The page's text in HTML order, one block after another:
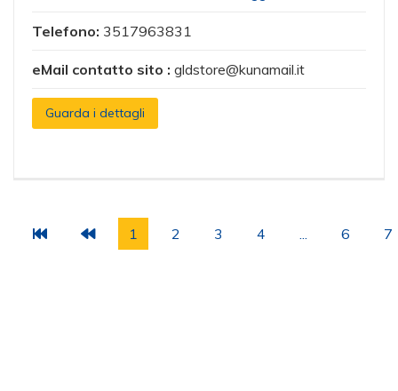
Telefono: 3517963831
eMail contatto sito : gldstore@kunamail.it
Guarda i dettagli
1 2 3 4 ... 6 7